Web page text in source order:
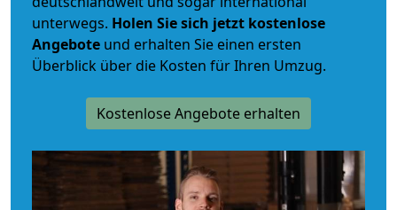
unterwegs. Holen Sie sich jetzt kostenlose
Angebote und erhalten Sie einen ersten
Überblick über die Kosten für Ihren Umzug.
Kostenlose Angebote erhalten